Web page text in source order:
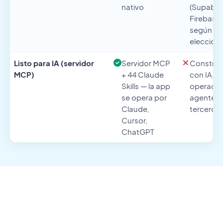
nativo
Firebase)
según tu
elección
Listo para IA (servidor
MCP)
Servidor MCP
+ 44 Claude
Skills — la app
se opera por
Claude,
Cursor,
ChatGPT
con IA,
operado
agentes
terceros